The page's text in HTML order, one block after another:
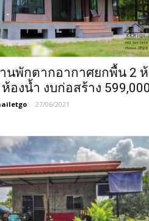
นพักตากอากาศยกพื้น 2
ห้องน้ำ งบก่อสร้าง
- 27/06/2021